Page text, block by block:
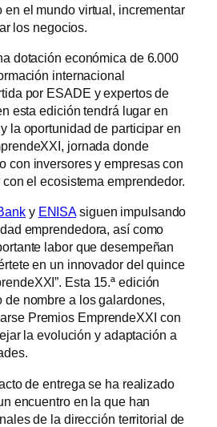
en el mundo virtual, incrementar
los negocios.
dotación económica de 6.000
internacional
por ESADE y expertos de
esta edición tendrá lugar en
la oportunidad de participar en
jornada donde
con inversores y empresas con
el ecosistema emprendedor.
y ENISAsiguen impulsando
emprendedora, así como
labor que desempeñan
en un innovador del quince
Esta 15.ª edición
de nombre a los galardones,
Premios EmprendeXXI con
la evolución y adaptación a
de entrega se ha realizado
encuentro en la que han
de la dirección territorial de